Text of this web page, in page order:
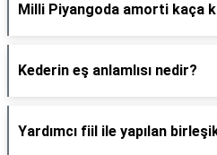
Milli Piyangoda amorti kaça
Kederin eş anlamlısı nedir?
Yardımcı fiil ile yapılan